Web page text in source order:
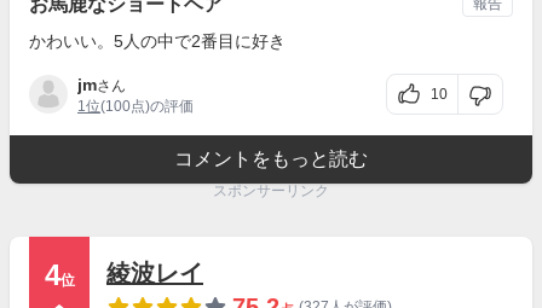
お馬鹿なショートヘア
かわいい。5人の中で2番目に好き
jmさん
1位(100点)の評価
10
報告
コメントをもっと読む
スポンサーリンク
4位
綾波レイ